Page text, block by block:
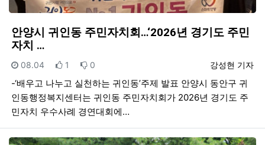
안양시 귀인동 주민자치회…‘2026년 경기도 주민
자치 …
등록자
강성현 기자
등록일
08.04 추천
1 비추천
0
-‘배우고 나누고 실천하는 귀인동’주제 발표 안양시 동안구 귀
인동행정복지센터는 귀인동 주민자치회가 2026년 경기도 주
민자치 우수사례 경연대회에…